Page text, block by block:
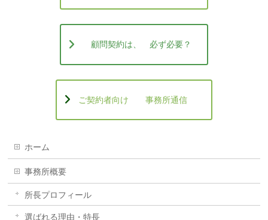
顧問契約は、 必ず必要？
ご契約者向け 事務所通信
ホーム
事務所概要
所長プロフィール
選ばれる理由・特長